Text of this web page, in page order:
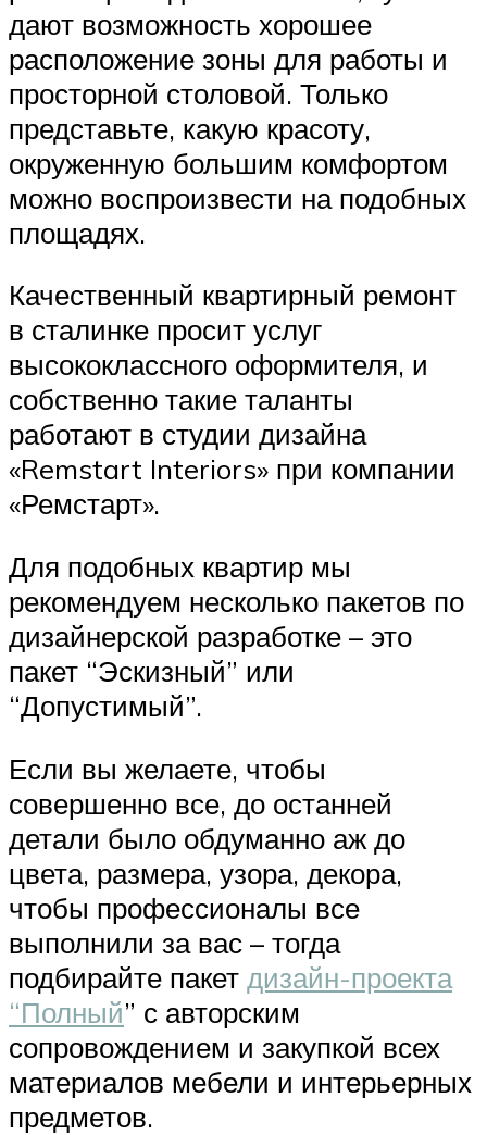
дают возможность хорошее
расположение зоны для работы и
просторной столовой. Только
представьте, какую красоту,
окруженную большим комфортом
можно воспроизвести на подобных
площадях.
Качественный квартирный ремонт
в сталинке просит услуг
высококлассного оформителя, и
собственно такие таланты
работают в студии дизайна
«Remstart Interiors» при компании
«Ремстарт».
Для подобных квартир мы
рекомендуем несколько пакетов по
дизайнерской разработке – это
пакет “Эскизный” или
“Допустимый”.
Если вы желаете, чтобы
совершенно все, до останней
детали было обдуманно аж до
цвета, размера, узора, декора,
чтобы профессионалы все
выполнили за вас – тогда
подбирайте пакет дизайн-проекта
“Полный” с авторским
сопровождением и закупкой всех
материалов мебели и интерьерных
предметов.